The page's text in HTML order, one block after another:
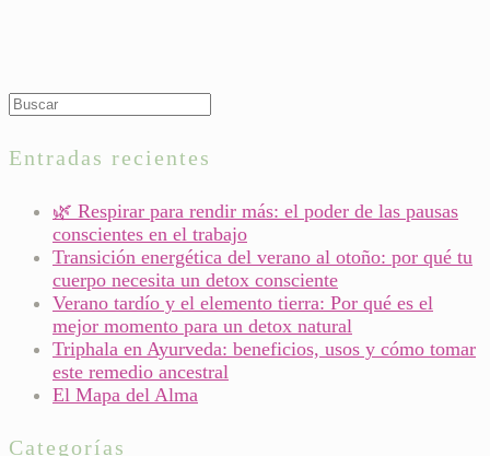
Entradas recientes
🌿 Respirar para rendir más: el poder de las pausas
conscientes en el trabajo
Transición energética del verano al otoño: por qué tu
cuerpo necesita un detox consciente
Verano tardío y el elemento tierra: Por qué es el
mejor momento para un detox natural
Triphala en Ayurveda: beneficios, usos y cómo tomar
este remedio ancestral
El Mapa del Alma
Categorías